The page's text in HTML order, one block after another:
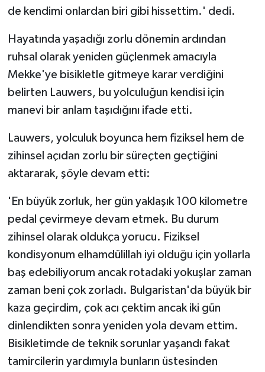
de kendimi onlardan biri gibi hissettim.' dedi.
Hayatında yaşadığı zorlu dönemin ardından
ruhsal olarak yeniden güçlenmek amacıyla
Mekke'ye bisikletle gitmeye karar verdiğini
belirten Lauwers, bu yolculuğun kendisi için
manevi bir anlam taşıdığını ifade etti.
Lauwers, yolculuk boyunca hem fiziksel hem de
zihinsel açıdan zorlu bir süreçten geçtiğini
aktararak, şöyle devam etti:
'En büyük zorluk, her gün yaklaşık 100 kilometre
pedal çevirmeye devam etmek. Bu durum
zihinsel olarak oldukça yorucu. Fiziksel
kondisyonum elhamdülillah iyi olduğu için yollarla
baş edebiliyorum ancak rotadaki yokuşlar zaman
zaman beni çok zorladı. Bulgaristan'da büyük bir
kaza geçirdim, çok acı çektim ancak iki gün
dinlendikten sonra yeniden yola devam ettim.
Bisikletimde de teknik sorunlar yaşandı fakat
tamircilerin yardımıyla bunların üstesinden